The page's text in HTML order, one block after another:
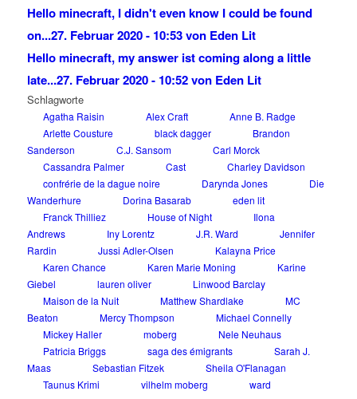
Hello minecraft, I didn't even know I could be found
on...27. Februar 2020 - 10:53 von Eden Lit
Hello minecraft, my answer ist coming along a little
late...27. Februar 2020 - 10:52 von Eden Lit
Schlagworte
Agatha Raisin Alex Craft
Anne B. Radge
Arlette Cousture
black dagger
Brandon
Sanderson
C.J. Sansom
Carl Morck
Cassandra Palmer
Cast
Charley Davidson
confrérie de la dague noire
Darynda Jones
Die
Wanderhure
Dorina Basarab
eden lit
Franck Thilliez
House of Night
Ilona
Andrews
Iny Lorentz J.R. Ward
Jennifer
Rardin
Jussi Adler-Olsen
Kalayna Price
Karen Chance
Karen Marie Moning
Karine
Giebel
lauren oliver
Linwood Barclay
Maison de la Nuit
Matthew Shardlake
MC
Beaton
Mercy Thompson
Michael Connelly
Mickey Haller
moberg
Nele Neuhaus
Patricia Briggs
saga des émigrants
Sarah J.
Maas
Sebastian Fitzek
Sheila O'Flanagan
Taunus Krimi
vilhelm moberg ward